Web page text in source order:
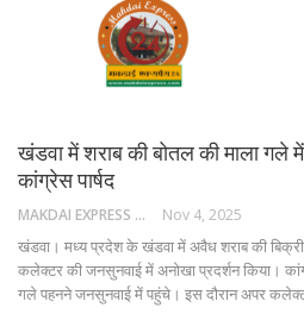
खंडवा में शराब की बोतल की माला
कांग्रेस पार्षद
MAKDAI EXPRESS 24 Nov 4, 2025
खंडवा। मध्य प्रदेश के खंडवा में अवैध शराब की
कलेक्टर की जनसुनवाई में अनोखा प्रदर्शन किया।
गले पहनने जनसुनवाई में पहुंचे। इस दौरान अपर